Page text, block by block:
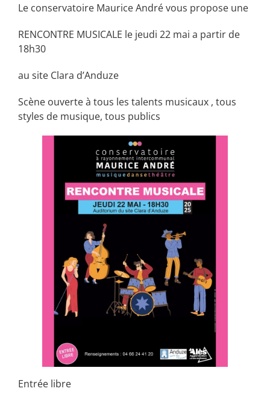
Le conservatoire Maurice André vous propose une
RENCONTRE MUSICALE le jeudi 22 mai a partir de
18h30
au site Clara d’Anduze
Scène ouverte à tous les talents musicaux , tous
styles de musique, tous publics
Entrée libre